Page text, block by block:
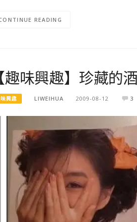
READING
【趣味興趣】珍藏的
興趣 LIWEIHUA 2009-08-12 3